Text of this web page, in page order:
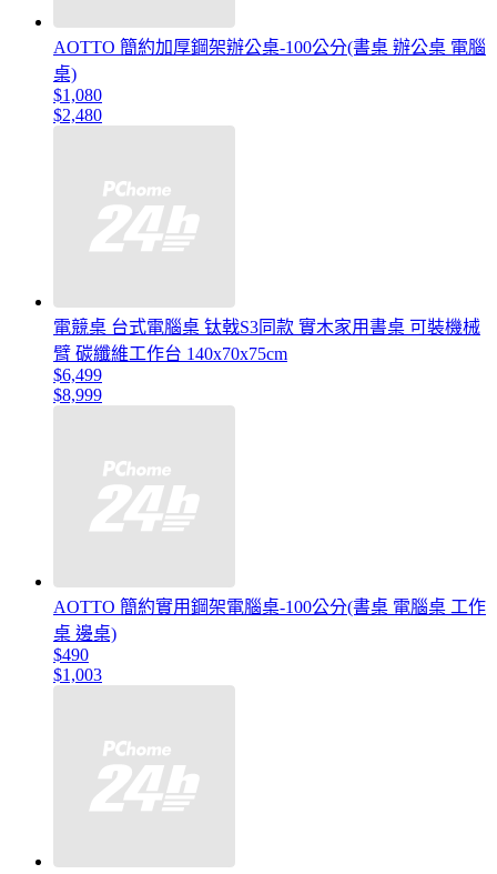
AOTTO 簡約加厚鋼架辦公桌-100公分(書桌 辦公桌 電腦
桌)
$1,080
$2,480
電競桌 台式電腦桌 钛戟S3同款 實木家用書桌 可裝機械
臂 碳纖維工作台 140x70x75cm
$6,499
$8,999
AOTTO 簡約實用鋼架電腦桌-100公分(書桌 電腦桌 工作
桌 邊桌)
$490
$1,003